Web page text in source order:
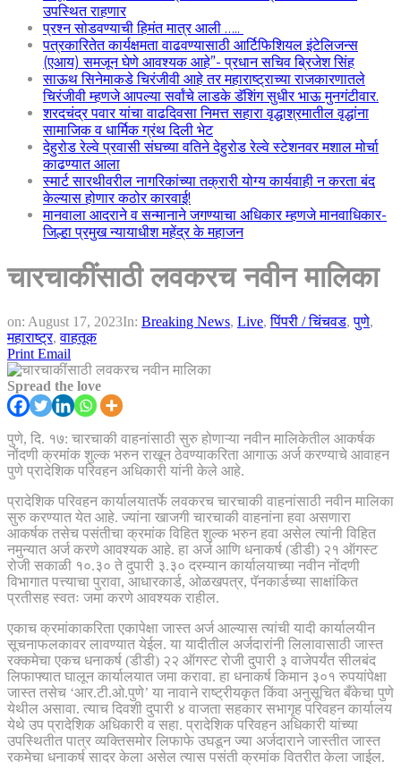
उपस्थित राहणार
प्रश्न सोडवण्याची हिमंत मात्र आली …..
पत्रकारितेत कार्यक्षमता वाढवण्यासाठी आर्टिफिशियल इंटेलिजन्स
(एआय) समजून घेणे आवश्यक आहे”- प्रधान सचिव ब्रिजेश सिंह
साऊथ सिनेमाकडे चिरंजीवी आहे तर महाराष्ट्राच्या राजकारणातले
चिरंजीवी म्हणजे आपल्या सर्वांचे लाडके डॅशिंग सुधीर भाऊ मुनगंटीवार.
शरदचंद्र पवार यांचा वाढदिवसा निमत्त सहारा वृद्धाश्रमातील वृद्धांना
सामाजिक व धार्मिक ग्रंथ दिली भेट
देहुरोड रेल्वे प्रवासी संघच्या वतिने देहुरोड रेल्वे स्टेशनवर मशाल मोर्चा
काढण्यात आला
स्मार्ट सारथीवरील नागरिकांच्या तक्रारी योग्य कार्यवाही न करता बंद
केल्यास होणार कठोर कारवाई!
मानवाला आदराने व सन्मानाने जगण्याचा अधिकार म्हणजे मानवाधिकार-
जिल्हा प्रमुख न्यायाधीश महेंद्र के महाजन
चारचाकींसाठी लवकरच नवीन मालिका
on: August 17, 2023In: Breaking News, Live,पिंपरी / चिंचवड,पुणे,
महाराष्ट्र,वाहतूक
Print Email
Spread the love
पुणे, दि. १७: चारचाकी वाहनांसाठी सुरु होणाऱ्या नवीन मालिकेतील आकर्षक
नोंदणी क्रमांक शुल्क भरुन राखून ठेवण्याकरिता आगाऊ अर्ज करण्याचे आवाहन
पुणे प्रादेशिक परिवहन अधिकारी यांनी केले आहे.
प्रादेशिक परिवहन कार्यालयातर्फे लवकरच चारचाकी वाहनांसाठी नवीन मालिका
सुरु करण्यात येत आहे. ज्यांना खाजगी चारचाकी वाहनांना हवा असणारा
आकर्षक तसेच पसंतीचा क्रमांक विहित शुल्क भरुन हवा असेल त्यांनी विहित
नमुन्यात अर्ज करणे आवश्यक आहे. हा अर्ज आणि धनाकर्ष (डीडी) २१ ऑगस्ट
रोजी सकाळी १०.३० ते दुपारी ३.३० दरम्यान कार्यालयाच्या नवीन नोंदणी
विभागात पत्त्याचा पुरावा, आधारकार्ड, ओळखपत्र, पॅनकार्डच्या साक्षांकित
प्रतीसह स्वतः जमा करणे आवश्यक राहील.
एकाच क्रमांकाकरिता एकापेक्षा जास्त अर्ज आल्यास त्यांची यादी कार्यालयीन
सूचनाफलकावर लावण्यात येईल. या यादीतील अर्जदारांनी लिलावासाठी जास्त
रक्कमेचा एकच धनाकर्ष (डीडी) २२ ऑगस्ट रोजी दुपारी ३ वाजेपर्यंत सीलबंद
लिफाफ्यात घालून कार्यालयात जमा करावा. हा धनाकर्ष किमान ३०१ रुपयांपेक्षा
जास्त तसेच ‘आर.टी.ओ.पुणे’ या नावाने राष्ट्रीयकृत किंवा अनुसूचित बँकेचा पुणे
येथील असावा. त्याच दिवशी दुपारी ४ वाजता सहकार सभागृह परिवहन कार्यालय
येथे उप प्रादेशिक अधिकारी व सहा. प्रादेशिक परिवहन अधिकारी यांच्या
उपस्थितीत पात्र व्यक्तिसमोर लिफाफे उघडून ज्या अर्जदाराने जास्तीत जास्त
रकमेचा धनाकर्ष सादर केला असेल त्यास पसंती क्रमांक वितरीत केला जाईल.